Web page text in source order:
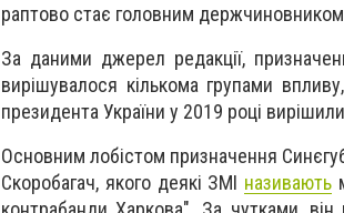
раптово стає головним держчиновником
За даними джерел редакції,
вирішувалося кількома групами
президента України у 2019 році
Основним лобістом призначення
Скоробагач, якого деякі ЗМІ називають